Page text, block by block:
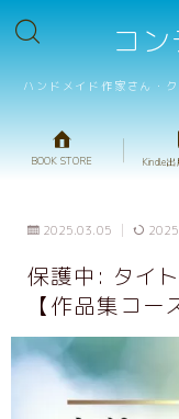
コ
ハンドメイド作家さん・
MENU
BOOK STORE
重箱判・絵本
キャンペーンサ
BOOK STORE Kindle
2025.03.05
保護中: タイ
【作品集コー